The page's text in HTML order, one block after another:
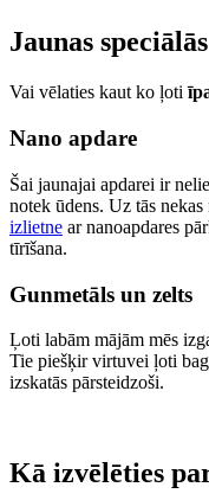
Jaunas
Vai vēlaties kaut ko ļoti
Nano apdare
Šai jaunajai apdarei ir
notek ūdens. Uz tās
izlietne ar nanoapdares
tīrīšana.
Gunmetāls un zelts
Ļoti labām mājām mēs
Tie piešķir virtuvei ļoti
izskatās pārsteidzoši.
Kā izvēlēties